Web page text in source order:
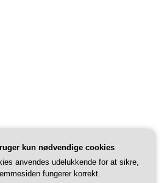
kun nødvendige cookies
anvendes udelukkende for at sikre,
fungerer korrekt.